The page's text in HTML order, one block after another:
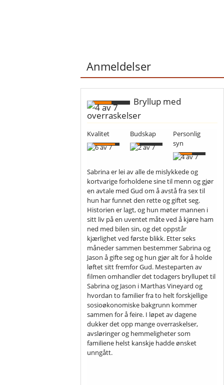
Anmeldelser
Bryllup med
overraskelser
Kvalitet Budskap
Personlig
syn
Sabrina er lei av alle de mislykkede og
kortvarige forholdene sine til menn og gjør
en avtale med Gud om å avstå fra sex til
hun har funnet den rette og giftet seg.
Historien er lagt, og hun møter mannen i
sitt liv på en uventet måte ved å kjøre ham
ned med bilen sin, og det oppstår
kjærlighet ved første blikk. Etter seks
måneder sammen bestemmer Sabrina og
Jason å gifte seg og hun gjør alt for å holde
løftet sitt fremfor Gud. Mesteparten av
filmen omhandler det todagers bryllupet til
Sabrina og Jason i Marthas Vineyard og
hvordan to familier fra to helt forskjellige
sosioøkonomiske bakgrunn kommer
sammen for å feire. I løpet av dagene
dukker det opp mange overraskelser,
avsløringer og hemmeligheter som
familiene helst kanskje hadde ønsket
unngått.